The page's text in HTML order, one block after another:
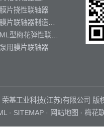
膜片挠性联轴器
泵用膜片联轴器
基工业科技(江苏)有限公司 版
· SITEMAP · 网站地图 · 梅花